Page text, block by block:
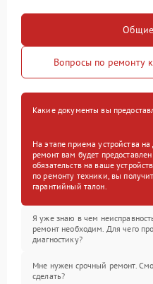
Вопросы по ремонту
Какие документы вы
На этапе приема устройства
ремонт вам будет
обязательств на ваше
по ремонту техники, вы
гарантийный талон.
Я уже знаю в чем
ремонт необходим. Для чего
диагностику?
Мне нужен срочный ремонт.
сделать?